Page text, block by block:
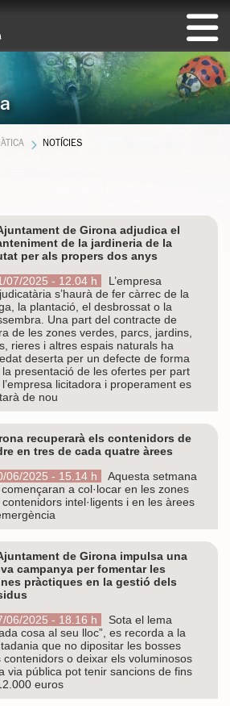
NOTÍCIES
de Girona adjudica el
de la jardineria de la
per als propers dos anys
07/2025 - 12.04 h
L’empresa
s’haurà de fer càrrec de la
la plantació, el desbrossat o la
Una part del contracte de
de les zones verdes, parcs, jardins,
rieres i altres espais naturals ha
deserta per un defecte de forma
la presentació de les ofertes per part
licitadora i properament es
de nou
recuperarà els contenidors de
en tres de cada quatre àrees
06/2025 - 15.14 h
Aquesta setmana
a col·locar en les zones
intel·ligents i en les àrees
de Girona impulsa una
campanya per fomentar les
pràctiques en la gestió dels
06/2025 - 18.16 h
Sota el lema
cosa al seu lloc”, es recorda a la
que no dipositar les bosses
contenidors o deixar els voluminosos
via pública pot tenir sancions de fins
euros